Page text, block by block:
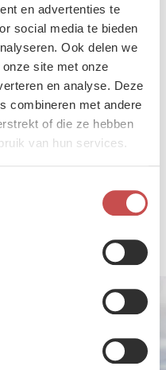
en advertenties te
social media te bieden
Ook delen we
site met onze
en analyse. Deze
combineren met andere
of die ze hebben
van hun services.
van acht Europese landen,
Door kosten, personeel en
dat ze afzonderlijk dure
De toestellen zijn
ingezet door de
hoofdkwartier en Keulen als
veelzijdige militaire
tot een vliegend
Die multifunctionaliteit